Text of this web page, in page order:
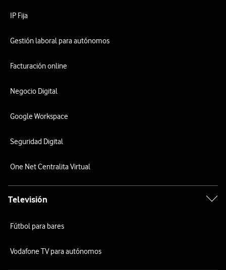
IP Fija
Gestión laboral para autónomos
Facturación online
Negocio Digital
Google Workspace
Seguridad Digital
One Net Centralita Virtual
Televisión
Fútbol para bares
Vodafone TV para autónomos